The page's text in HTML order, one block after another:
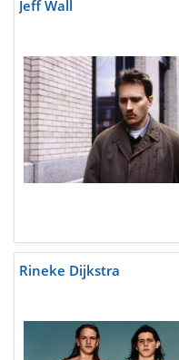
Jeff Wall
Rineke Dijkstra